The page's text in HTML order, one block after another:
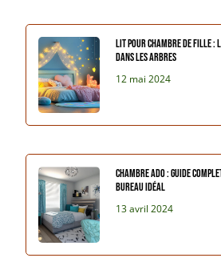
Lit pour chambre de fille
dans les arbres
12 mai 2024
Chambre ado : guide
bureau idéal
13 avril 2024